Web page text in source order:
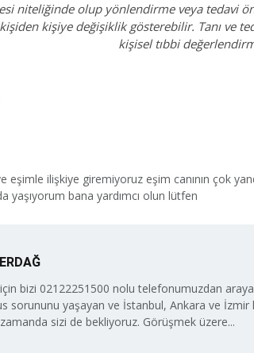
niteliğinde olup yönlendirme veya tedavi
kişiye değişiklik gösterebilir. Tanı ve
kişisel tıbbi
eşimle ilişkiye giremiyoruz eşim canının çok
yaşıyorum bana yardımcı olun lütfen
bizi 02122251500 nolu telefonumuzdan
sorununu yaşayan ve İstanbul, Ankara ve
zamanda sizi de bekliyoruz. Görüşmek üzere...